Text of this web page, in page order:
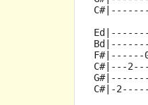
F#|------
C#|---
C#|-